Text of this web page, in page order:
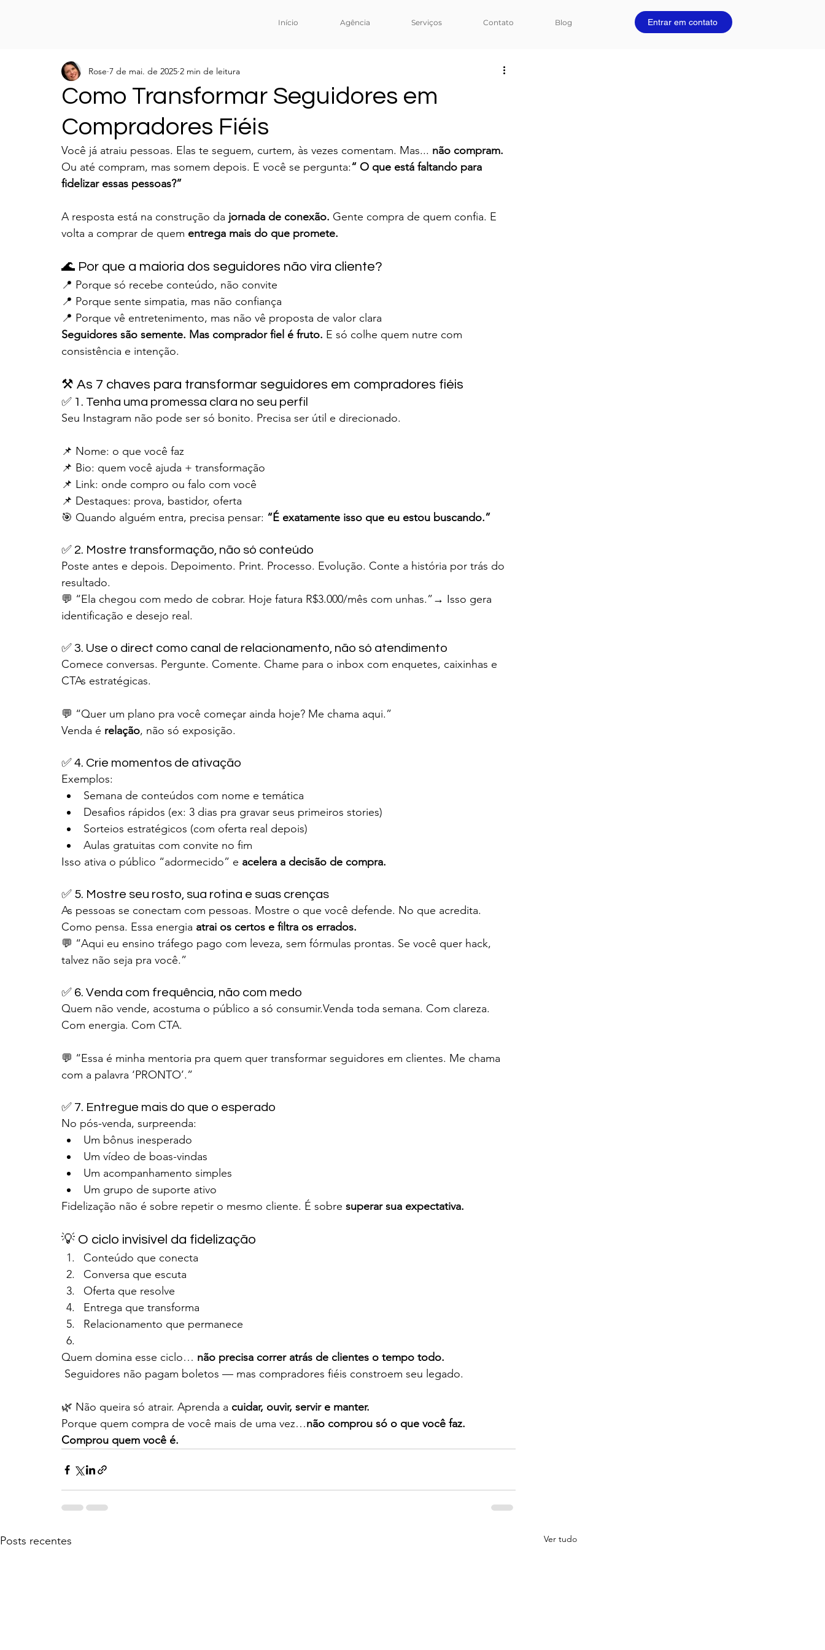
Início Agência Serviços Contato Blog Entrar em contato
Como Transformar Seguidores em
Compradores Fiéis
Rose 7 de mai. de 2025 2 min de leitura
Você já atraiu pessoas. Elas te seguem, curtem, às vezes comentam. Mas... não compram.
Ou até compram, mas somem depois. E você se pergunta:“ O que está faltando para
fidelizar essas pessoas?”
A resposta está na construção da jornada de conexão. Gente compra de quem confia. E
volta a comprar de quem entrega mais do que promete.
🌊 Por que a maioria dos seguidores não vira cliente?
📍 Porque só recebe conteúdo, não convite
📍 Porque sente simpatia, mas não confiança
📍 Porque vê entretenimento, mas não vê proposta de valor clara
Seguidores são semente. Mas comprador fiel é fruto. E só colhe quem nutre com
consistência e intenção.
⚒️ As 7 chaves para transformar seguidores em compradores fiéis
✅ 1. Tenha uma promessa clara no seu perfil
Seu Instagram não pode ser só bonito. Precisa ser útil e direcionado.
📌 Nome: o que você faz
📌 Bio: quem você ajuda + transformação
📌 Link: onde compro ou falo com você
📌 Destaques: prova, bastidor, oferta
🎯 Quando alguém entra, precisa pensar: “É exatamente isso que eu estou buscando.”
✅ 2. Mostre transformação, não só conteúdo
Poste antes e depois. Depoimento. Print. Processo. Evolução. Conte a história por trás do
resultado.
💬 “Ela chegou com medo de cobrar. Hoje fatura R$3.000/mês com unhas.”→ Isso gera
identificação e desejo real.
✅ 3. Use o direct como canal de relacionamento, não só atendimento
Comece conversas. Pergunte. Comente. Chame para o inbox com enquetes, caixinhas e
CTAs estratégicas.
💬 “Quer um plano pra você começar ainda hoje? Me chama aqui.”
Venda é relação, não só exposição.
✅ 4. Crie momentos de ativação
Exemplos:
Semana de conteúdos com nome e temática
Desafios rápidos (ex: 3 dias pra gravar seus primeiros stories)
Sorteios estratégicos (com oferta real depois)
Aulas gratuitas com convite no fim
Isso ativa o público “adormecido” e acelera a decisão de compra.
✅ 5. Mostre seu rosto, sua rotina e suas crenças
As pessoas se conectam com pessoas. Mostre o que você defende. No que acredita.
Como pensa. Essa energia atrai os certos e filtra os errados.
💬 “Aqui eu ensino tráfego pago com leveza, sem fórmulas prontas. Se você quer hack,
talvez não seja pra você.”
✅ 6. Venda com frequência, não com medo
Quem não vende, acostuma o público a só consumir.Venda toda semana. Com clareza.
Com energia. Com CTA.
💬 “Essa é minha mentoria pra quem quer transformar seguidores em clientes. Me chama
com a palavra ‘PRONTO’.”
✅ 7. Entregue mais do que o esperado
No pós-venda, surpreenda:
Um bônus inesperado
Um vídeo de boas-vindas
Um acompanhamento simples
Um grupo de suporte ativo
Fidelização não é sobre repetir o mesmo cliente. É sobre superar sua expectativa.
💡 O ciclo invisível da fidelização
Conteúdo que conecta
Conversa que escuta
Oferta que resolve
Entrega que transforma
Relacionamento que permanece
Quem domina esse ciclo… não precisa correr atrás de clientes o tempo todo.
Seguidores não pagam boletos — mas compradores fiéis constroem seu legado.
🌿 Não queira só atrair. Aprenda a cuidar, ouvir, servir e manter.
Porque quem compra de você mais de uma vez…não comprou só o que você faz.
Comprou quem você é.
Posts recentes Ver tudo